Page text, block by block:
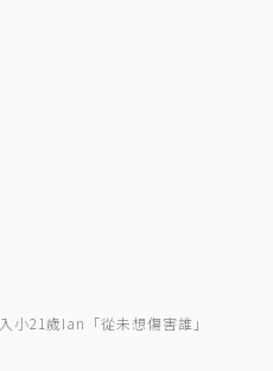
小21歲Ian「從未想傷害誰」